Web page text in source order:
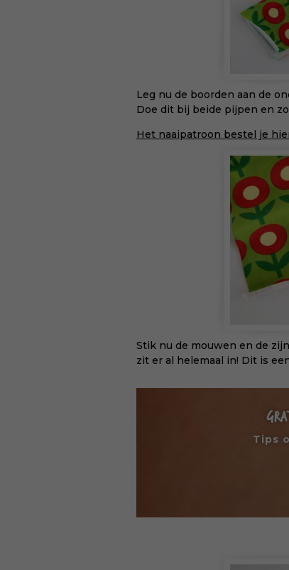
Leg nu de boorden aan de
Doe dit bij beide pijpen en
Het naaipatroon bestel je
Stik nu de mouwen en de
zit er al helemaal in! Dit is
Tips